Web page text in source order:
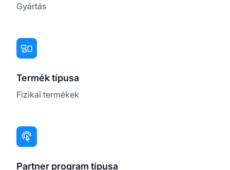
Gyártás
Termék típusa
Fizikai termékek
Partner program típusa